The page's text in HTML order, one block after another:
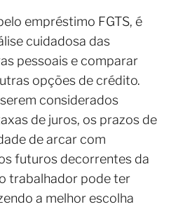
empréstimo FGTS, é
cuidadosa das
pessoais e comparar
opções de crédito.
considerados
de juros, os prazos de
de arcar com
futuros decorrentes da
trabalhador pode ter
a melhor escolha